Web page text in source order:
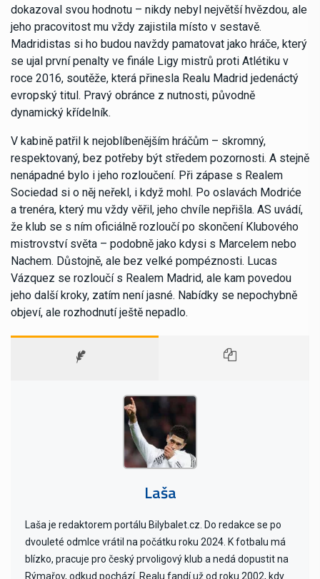
dokazoval svou hodnotu – nikdy nebyl největší hvězdou, ale
jeho pracovitost mu vždy zajistila místo v sestavě.
Madridistas si ho budou navždy pamatovat jako hráče, který
se ujal první penalty ve finále Ligy mistrů proti Atlétiku v
roce 2016, soutěže, která přinesla Realu Madrid jedenáctý
evropský titul. Pravý obránce z nutnosti, původně
dynamický křídelník.
V kabině patřil k nejoblíbenějším hráčům – skromný,
respektovaný, bez potřeby být středem pozornosti. A stejně
nenápadné bylo i jeho rozloučení. Při zápase s Realem
Sociedad si o něj neřekl, i když mohl. Po oslavách Modriće
a trenéra, který mu vždy věřil, jeho chvíle nepřišla. AS uvádí,
že klub se s ním oficiálně rozloučí po skončení Klubového
mistrovství světa – podobně jako kdysi s Marcelem nebo
Nachem. Důstojně, ale bez velké pompéznosti. Lucas
Vázquez se rozloučí s Realem Madrid, ale kam povedou
jeho další kroky, zatím není jasné. Nabídky se nepochybně
objeví, ale rozhodnutí ještě nepadlo.
Laša
Laša je redaktorem portálu Bilybalet.cz. Do redakce se po
dvouleté odmlce vrátil na počátku roku 2024. K fotbalu má
blízko, pracuje pro český prvoligový klub a nedá dopustit na
Rýmařov, odkud pochází. Realu fandí už od roku 2002, kdy